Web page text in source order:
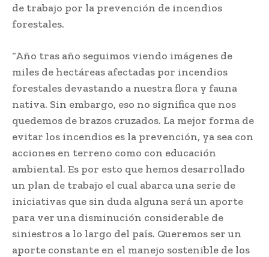
de trabajo por la prevención de incendios
forestales.
“Año tras año seguimos viendo imágenes de
miles de hectáreas afectadas por incendios
forestales devastando a nuestra flora y fauna
nativa. Sin embargo, eso no significa que nos
quedemos de brazos cruzados. La mejor forma de
evitar los incendios es la prevención, ya sea con
acciones en terreno como con educación
ambiental. Es por esto que hemos desarrollado
un plan de trabajo el cual abarca una serie de
iniciativas que sin duda alguna será un aporte
para ver una disminución considerable de
siniestros a lo largo del país. Queremos ser un
aporte constante en el manejo sostenible de los